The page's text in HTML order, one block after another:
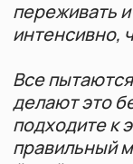
Будьте в
Узнавайте
Я соглашаюсь
персональных
рассылок